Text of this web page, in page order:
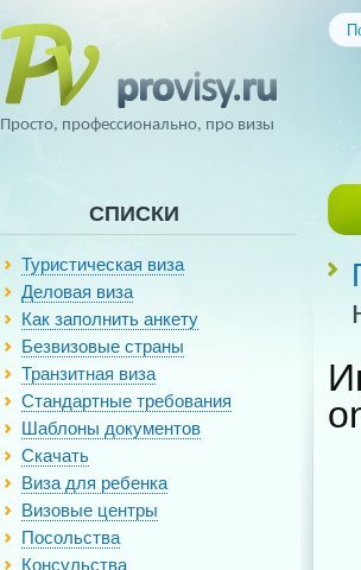
Просто, профессионально, про визы
СПИСКИ
Туристическая виза
Деловая виза
Как заполнить анкету
Безвизовые страны
Транзитная виза
Стандартные требования
Шаблоны документов
Скачать
Виза для ребенка
Визовые центры
Посольства
Консульства